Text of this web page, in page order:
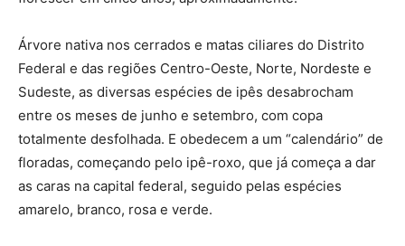
Árvore nativa nos cerrados e matas ciliares do Distrito
Federal e das regiões Centro-Oeste, Norte, Nordeste e
Sudeste, as diversas espécies de ipês desabrocham
entre os meses de junho e setembro, com copa
totalmente desfolhada. E obedecem a um “calendário” de
floradas, começando pelo ipê-roxo, que já começa a dar
as caras na capital federal, seguido pelas espécies
amarelo, branco, rosa e verde.